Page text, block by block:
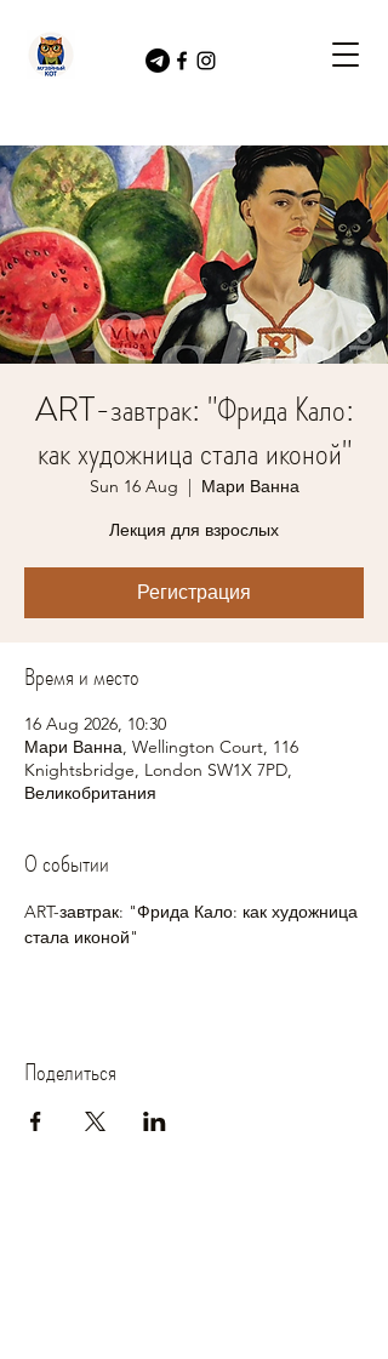
ART-завтрак: "Фрида Кало:
как художница стала иконой"
Sun 16 Aug
  |
Мари Ванна
Лекция для взрослых
Регистрация
Время и место
16 Aug 2026, 10:30
Мари Ванна, Wellington Court, 116
Knightsbridge, London SW1X 7PD,
Великобритания
О событии
ART-завтрак: "Фрида Кало: как художница
стала иконой"
Поделиться